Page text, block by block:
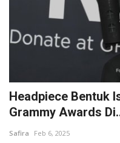
Headpiece Bentuk
Grammy Awards
Safira Feb 6, 2025